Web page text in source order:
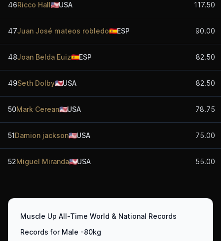
46Ricco Hall🇺🇸USA 117.50
47Juan José mateos robledo🇪🇸ESP 90.00
48Joan Belda Euiz🇪🇸ESP 82.50
49Seth Dolby🇺🇸USA 82.50
50Mark Cerean🇺🇸USA 78.75
51Damion jackson🇺🇸USA 75.00
52Miguel Miranda🇺🇸USA 55.00
Muscle Up All-Time World & National Records
Records for Male -80kg